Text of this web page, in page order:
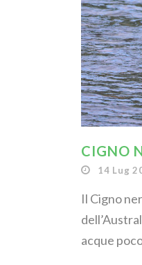
CIGNO
14 Lug
Il Cigno
acque